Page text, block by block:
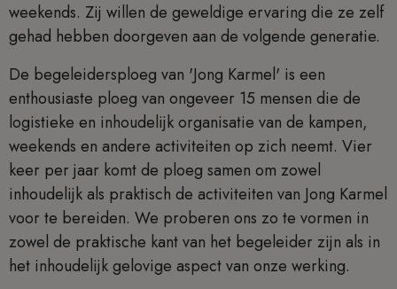
weekends. Zij willen de geweldige ervaring die ze zelf
gehad hebben doorgeven aan de volgende generatie.
De begeleidersploeg van 'Jong Karmel' is een
enthousiaste ploeg van ongeveer 15 mensen die de
logistieke en inhoudelijk organisatie van de kampen,
weekends en andere activiteiten op zich neemt. Vier
keer per jaar komt de ploeg samen om zowel
inhoudelijk als praktisch de activiteiten van Jong Karmel
voor te bereiden. We proberen ons zo te vormen in
zowel de praktische kant van het begeleider zijn als in
het inhoudelijk gelovige aspect van onze werking.